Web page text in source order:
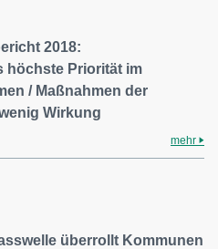
2018:
höchste Priorität im
/ Maßnahmen der
Wirkung
mehr
überrollt Kommunen